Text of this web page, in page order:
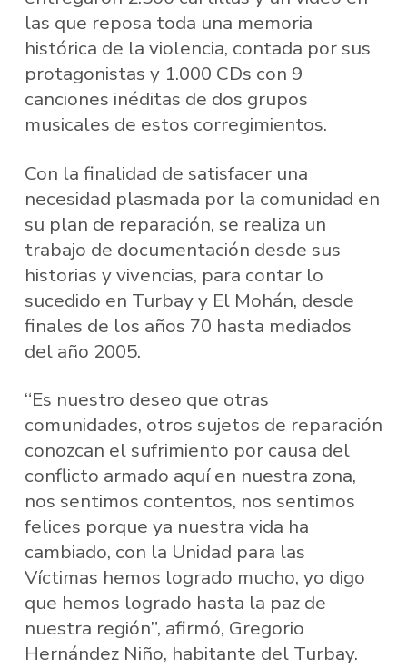
las que reposa toda una memoria
histórica de la violencia, contada por sus
protagonistas y 1.000 CDs con 9
canciones inéditas de dos grupos
musicales de estos corregimientos.
Con la finalidad de satisfacer una
necesidad plasmada por la comunidad en
su plan de reparación, se realiza un
trabajo de documentación desde sus
historias y vivencias, para contar lo
sucedido en Turbay y El Mohán, desde
finales de los años 70 hasta mediados
del año 2005.
“Es nuestro deseo que otras
comunidades, otros sujetos de reparación
conozcan el sufrimiento por causa del
conflicto armado aquí en nuestra zona,
nos sentimos contentos, nos sentimos
felices porque ya nuestra vida ha
cambiado, con la Unidad para las
Víctimas hemos logrado mucho, yo digo
que hemos logrado hasta la paz de
nuestra región”, afirmó, Gregorio
Hernández Niño, habitante del Turbay.